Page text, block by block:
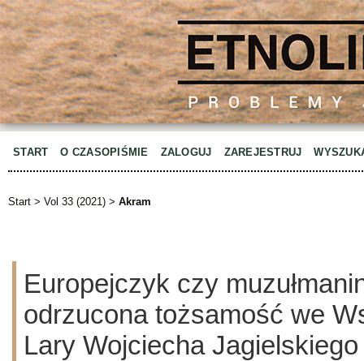
START O CZASOPIŚMIE ZALOGUJ ZAREJESTRUJ
Start > Vol 33 (2021) > Akram
Europejczyk czy
odrzucona tożsamość we
Lary Wojciecha Jagielskiego